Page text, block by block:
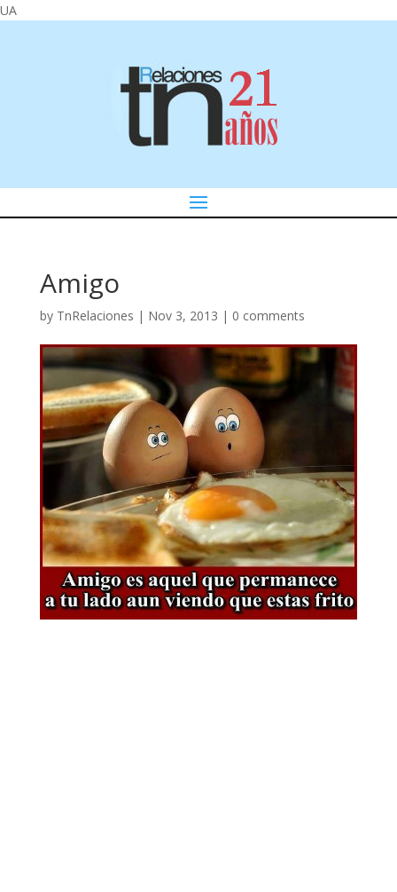
UA
Amigo
by TnRelaciones | Nov 3, 2013 | 0 comments